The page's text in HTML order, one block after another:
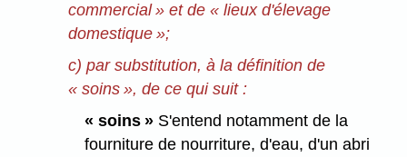
commercial » et de « lieux d'élevage
domestique »;
c) par substitution, à la définition de
« soins », de ce qui suit :
« soins »S'entend notamment de la
fourniture de nourriture, d'eau, d'un abri